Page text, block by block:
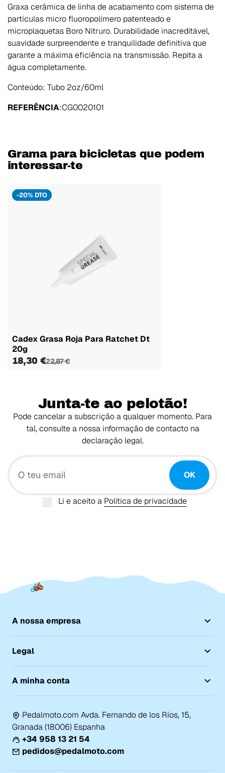
Graxa cerâmica de linha de acabamento com sistema de
partículas micro fluoropolímero patenteado e
microplaquetas Boro Nitruro. Durabilidade inacreditável,
suavidade surpreendente e tranquilidade definitiva que
garante a máxima eficiência na transmissão. Repita a
água completamente.
Conteúdo: Tubo 2oz/60ml
REFERÊNCIA:CG0020101
Grama para bicicletas que podem
interessar-te
-20% DTO
Cadex Grasa Roja Para Ratchet Dt
20g
18,30 €22,87 €
Junta-te ao pelotão!
Pode cancelar a subscrição a qualquer momento. Para
tal, consulte a nossa informação de contacto na
declaração legal.
OK
Li e aceito a Política de privacidade
A nossa empresa
Legal
A minha conta
Pedalmoto.com Avda. Fernando de los Ríos, 15,
Granada (18006) Espanha
+34 958 13 21 54
pedidos@pedalmoto.com